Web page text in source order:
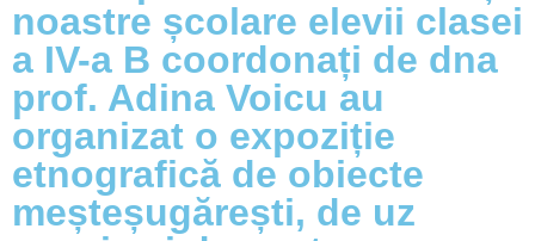
noastre școlare elevii clasei
a IV-a B coordonați de dna
prof. Adina Voicu au
organizat o expoziție
etnografică de obiecte
meșteșugărești, de uz